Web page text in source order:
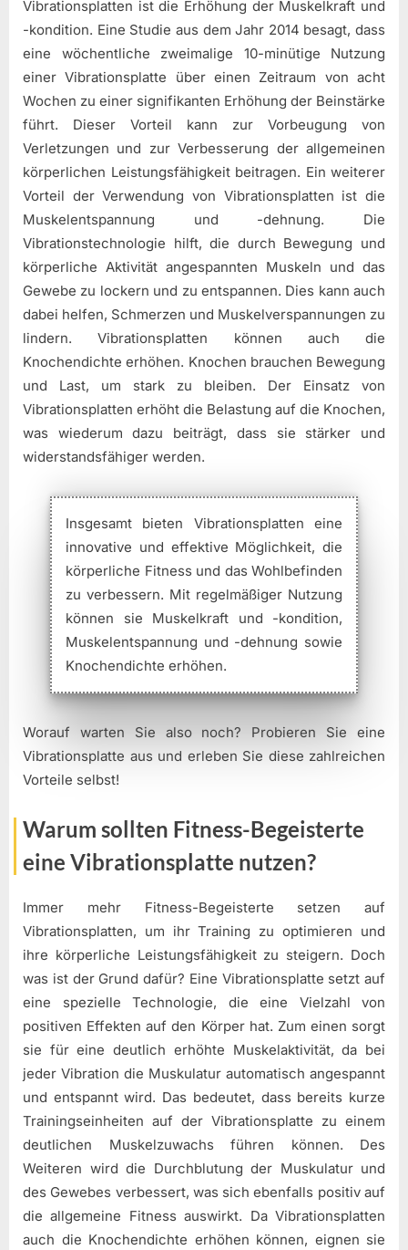
Vibrationsplatten ist die Erhöhung der Muskelkraft und
-kondition. Eine Studie aus dem Jahr 2014 besagt, dass
eine wöchentliche zweimalige 10-minütige Nutzung
einer Vibrationsplatte über einen Zeitraum von acht
Wochen zu einer signifikanten Erhöhung der Beinstärke
führt. Dieser Vorteil kann zur Vorbeugung von
Verletzungen und zur Verbesserung der allgemeinen
körperlichen Leistungsfähigkeit beitragen. Ein weiterer
Vorteil der Verwendung von Vibrationsplatten ist die
Muskelentspannung und -dehnung. Die
Vibrationstechnologie hilft, die durch Bewegung und
körperliche Aktivität angespannten Muskeln und das
Gewebe zu lockern und zu entspannen. Dies kann auch
dabei helfen, Schmerzen und Muskelverspannungen zu
lindern. Vibrationsplatten können auch die
Knochendichte erhöhen. Knochen brauchen Bewegung
und Last, um stark zu bleiben. Der Einsatz von
Vibrationsplatten erhöht die Belastung auf die Knochen,
was wiederum dazu beiträgt, dass sie stärker und
widerstandsfähiger werden.
Insgesamt bieten Vibrationsplatten eine
innovative und effektive Möglichkeit, die
körperliche Fitness und das Wohlbefinden
zu verbessern. Mit regelmäßiger Nutzung
können sie Muskelkraft und -kondition,
Muskelentspannung und -dehnung sowie
Knochendichte erhöhen.
Worauf warten Sie also noch? Probieren Sie eine
Vibrationsplatte aus und erleben Sie diese zahlreichen
Vorteile selbst!
Warum sollten Fitness-Begeisterte
eine Vibrationsplatte nutzen?
Immer mehr Fitness-Begeisterte setzen auf
Vibrationsplatten, um ihr Training zu optimieren und
ihre körperliche Leistungsfähigkeit zu steigern. Doch
was ist der Grund dafür? Eine Vibrationsplatte setzt auf
eine spezielle Technologie, die eine Vielzahl von
positiven Effekten auf den Körper hat. Zum einen sorgt
sie für eine deutlich erhöhte Muskelaktivität, da bei
jeder Vibration die Muskulatur automatisch angespannt
und entspannt wird. Das bedeutet, dass bereits kurze
Trainingseinheiten auf der Vibrationsplatte zu einem
deutlichen Muskelzuwachs führen können. Des
Weiteren wird die Durchblutung der Muskulatur und
des Gewebes verbessert, was sich ebenfalls positiv auf
die allgemeine Fitness auswirkt. Da Vibrationsplatten
auch die Knochendichte erhöhen können, eignen sie